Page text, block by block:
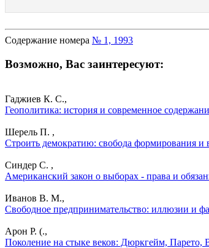
Содержание номера № 1, 1993
Возможно, Вас заинтересуют:
Гаджиев К. С.,
Геополитика: история и современное
Шерель П. ,
Строить демократию: свобода формирования
Синдер С. ,
Американский закон о выборах - права и
Иванов В. М.,
Свободное предпринимательство: иллюзии и
Арон Р. (.,
Поколение на стыке веков: Дюркгейм, Парето,